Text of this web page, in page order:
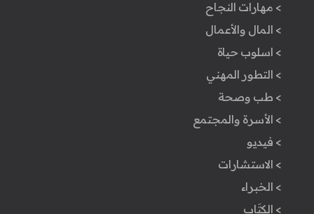
> مهارات النجاح
> المال والأعمال
> اسلوب حياة
> التطور المهني
> طب وصحة
> الأسرة والمجتمع
> فيديو
> الاستشارات
> الخبراء
> الكتَاب